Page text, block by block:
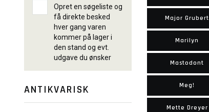
Opret en søgeliste og
få direkte besked
hver gang varen
kommer på lager i
den stand og evt.
udgave du ønsker
ANTIKVARISK
Major Grubert
Marilyn
Mastodont
Meg!
Mette Dreyer